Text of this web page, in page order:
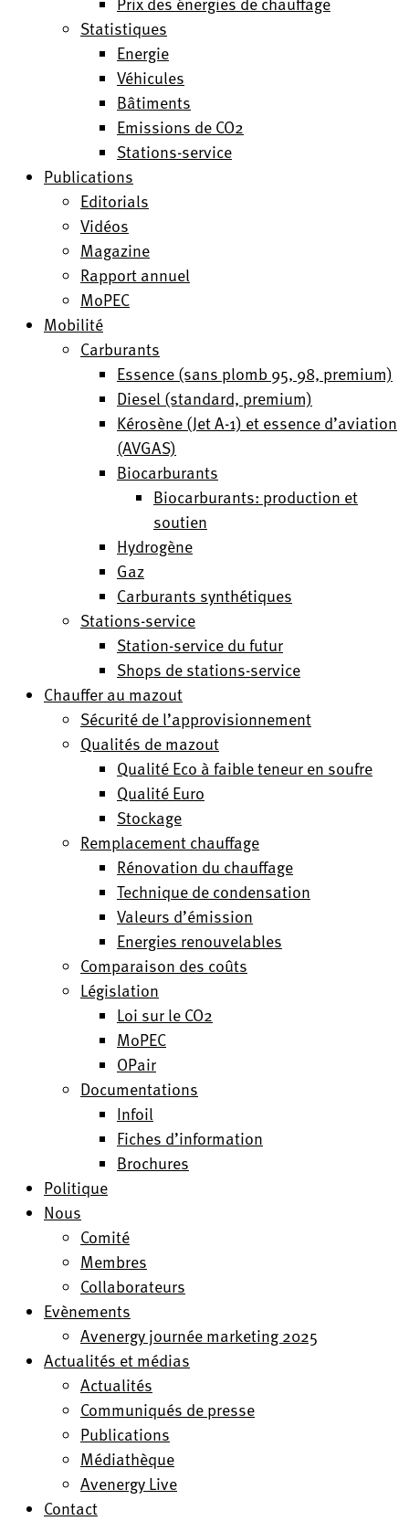
Statistiques
Energie
Véhicules
Bâtiments
Emissions de CO2
Stations-service
Publications
Editorials
Vidéos
Magazine
Rapport annuel
MoPEC
Mobilité
Carburants
Essence (sans plomb 95, 98, premium)
Diesel (standard, premium)
Kérosène (Jet A-1) et essence d’aviation
(AVGAS)
Biocarburants
Biocarburants: production et
soutien
Hydrogène
Gaz
Carburants synthétiques
Stations-service
Station-service du futur
Shops de stations-service
Chauffer au mazout
Sécurité de l’approvisionnement
Qualités de mazout
Qualité Eco à faible teneur en soufre
Qualité Euro
Stockage
Remplacement chauffage
Rénovation du chauffage
Technique de condensation
Valeurs d’émission
Energies renouvelables
Comparaison des coûts
Législation
Loi sur le CO2
MoPEC
OPair
Documentations
Infoil
Fiches d’information
Brochures
Politique
Nous
Comité
Membres
Collaborateurs
Evènements
Avenergy journée marketing 2025
Actualités et médias
Actualités
Communiqués de presse
Publications
Médiathèque
Avenergy Live
Contact